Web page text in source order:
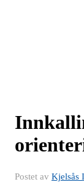
Postet av Kjelsås